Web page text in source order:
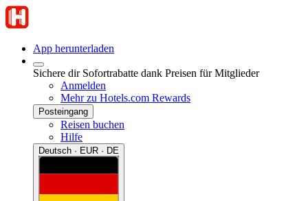
App herunterladen
Sichere dir Sofortrabatte dank Preisen für Mitglieder
Anmelden
Mehr zu Hotels.com Rewards
Posteingang
Reisen buchen
Hilfe
Deutsch · EUR · DE